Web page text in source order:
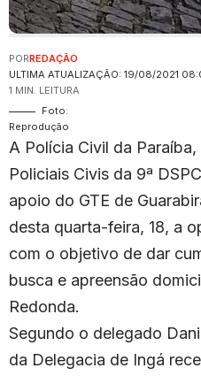
ULTIMA ATUALIZAÇÃO: 19/08/2021
PORREDAÇÃO
1 MIN. LEITURA
Foto:
Reprodução
A Polícia Civil da
Policiais Civis da 9ª
apoio do GTE de
desta quarta-feira, 18, a
com o objetivo de dar
busca e apreensão
Redonda.
Segundo o delegado
da Delegacia de Ingá